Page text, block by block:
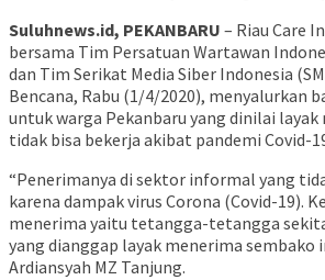
Suluhnews.id, PEKANBARU – Riau Care
bersama Tim Persatuan Wartawan
dan Tim Serikat Media Siber Indonesia
Bencana, Rabu (1/4/2020), menyalurkan
untuk warga Pekanbaru yang dinilai layak
tidak bisa bekerja akibat pandemi Covid-
“Penerimanya di sektor informal yang
karena dampak virus Corona (Covid-19).
menerima yaitu tetangga-tetangga
yang dianggap layak menerima sembako
Ardiansyah MZ Tanjung.